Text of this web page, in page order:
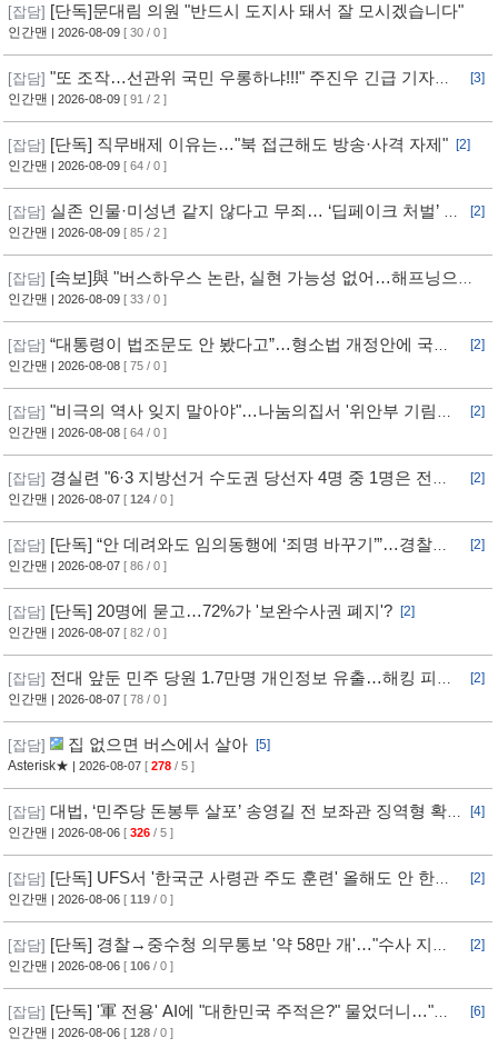
[잡담] [단독]문대림 의원 "반드시 도지사 돼서 잘 모시겠습니다"
인간맨 | 2026-08-09 [ 30 / 0 ]
[잡담] "또 조작…선관위 국민 우롱하냐!!!" 주진우 긴급 기자회
견 [현장영상] / 채널A
[3]
인간맨 | 2026-08-09 [ 91 / 2 ]
[잡담] [단독] 직무배제 이유는…"북 접근해도 방송·사격 자제"
[2]
인간맨 | 2026-08-09 [ 64 / 0 ]
[잡담] 실존 인물·미성년 같지 않다고 무죄… ‘딥페이크 처벌’ 구
멍
[2]
인간맨 | 2026-08-09 [ 85 / 2 ]
[잡담] [속보]與 "버스하우스 논란, 실현 가능성 없어…해프닝으로
봐달라"
인간맨 | 2026-08-09 [ 33 / 0 ]
[잡담] “대통령이 법조문도 안 봤다고”…형소법 개정안에 국힘
반발 심화
[2]
인간맨 | 2026-08-08 [ 75 / 0 ]
[잡담] "비극의 역사 잊지 말아야"…나눔의집서 '위안부 기림의
날' 행사
[2]
인간맨 | 2026-08-08 [ 64 / 0 ]
[잡담] 경실련 "6·3 지방선거 수도권 당선자 4명 중 1명은 전과
자"
[2]
인간맨 | 2026-08-07 [ 124 / 0 ]
[잡담] [단독] “안 데려와도 임의동행에 ‘죄명 바꾸기’”…경찰서
조직적 개입?
[2]
인간맨 | 2026-08-07 [ 86 / 0 ]
[잡담] [단독] 20명에 묻고…72%가 '보완수사권 폐지'?
[2]
인간맨 | 2026-08-07 [ 82 / 0 ]
[잡담] 전대 앞둔 민주 당원 1.7만명 개인정보 유출…해킹 피해
11개월 동안 몰랐다
[2]
인간맨 | 2026-08-07 [ 78 / 0 ]
[잡담] 집 없으면 버스에서 살아
[5]
Asterisk★ | 2026-08-07 [ 278 / 5 ]
[잡담] 대법, ‘민주당 돈봉투 살포’ 송영길 전 보좌관 징역형 확
정
[4]
인간맨 | 2026-08-06 [ 326 / 5 ]
[잡담] [단독] UFS서 '한국군 사령관 주도 훈련' 올해도 안 한
다... 美, 전작권 전환 신중 기류
[2]
인간맨 | 2026-08-06 [ 119 / 0 ]
[잡담] [단독] 경찰→중수청 의무통보 '약 58만 개'…"수사 지연"
반발
[2]
인간맨 | 2026-08-06 [ 106 / 0 ]
[잡담] [단독] '軍 전용' AI에 "대한민국 주적은?" 물었더니…"정
치적 사안이라 답변 제한"
[6]
인간맨 | 2026-08-06 [ 128 / 0 ]